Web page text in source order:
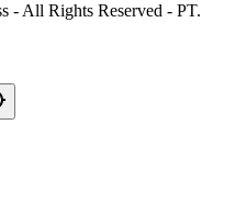
- All Rights Reserved - PT.